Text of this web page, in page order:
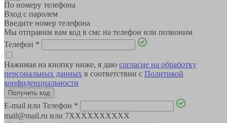
По номеру телефона
Вход с паролем
Введите номер телефона
Мы отправим вам код в смс на телефон или позвоним
Телефон *
Нажимая на кнопку ниже, я даю согласие на обработку
персональных данных в соответствии с Политикой
конфиденциальности
E-mail или Телефон *
mail@mail.ru или 7XXXXXXXXXX